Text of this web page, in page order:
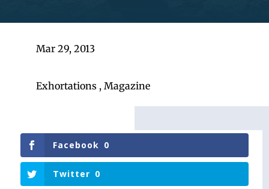
Mar 29, 2013
Exhortations, Magazine
Facebook 0
Twitter 0